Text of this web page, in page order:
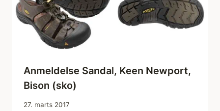
Anmeldelse Sandal, Keen Newport,
Bison (sko)
27. marts 2017